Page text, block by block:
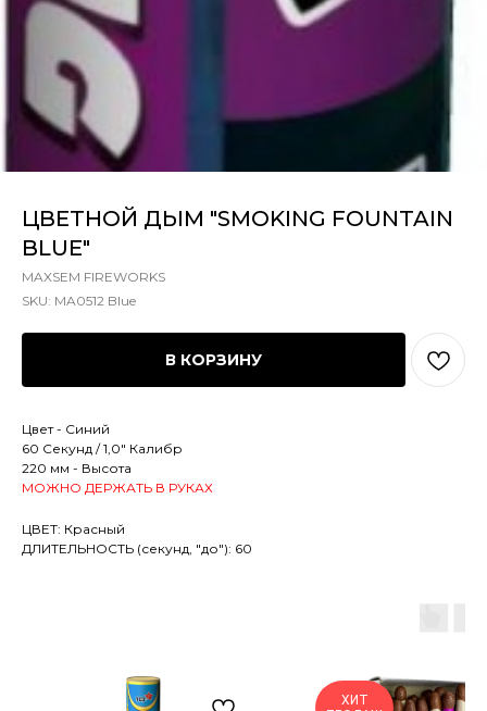
ЦВЕТНОЙ ДЫМ "SMOKING FOUNTAIN
BLUE"
MAXSEM FIREWORKS
SKU: MA0512 Blue
В КОРЗИНУ
Цвет - Синий
60 Секунд / 1,0" Калибр
220 мм - Высота
МОЖНО ДЕРЖАТЬ В РУКАХ
ЦВЕТ: Красный
ДЛИТЕЛЬНОСТЬ (секунд, "до"): 60
ХИТ